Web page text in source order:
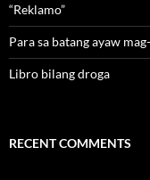
“Reklamo”
Para sa batang ayaw
Libro bilang droga
RECENT COMMENTS